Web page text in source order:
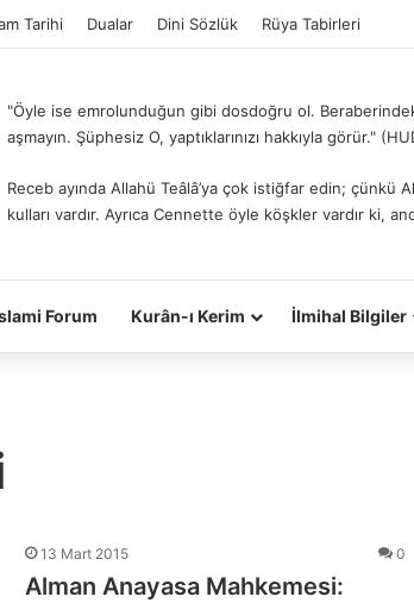
Tarihi Dualar Dini Sözlük Rüya Tabirleri
"Öyle ise emrolunduğun gibi dosdoğru ol.
aşmayın. Şüphesiz O, yaptıklarınızı hakkıyla görür."
Receb ayında Allahü Teâlâ’ya çok istiğfar edin; çünkü
kulları vardır. Ayrıca Cennette öyle köşkler vardır ki,
Forum Kurân-ı Kerim İlmihal Bilgiler
13 Mart 2015 0
Alman Anayasa Mahkemesi: